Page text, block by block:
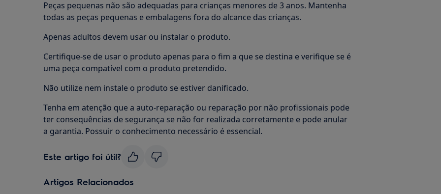
Peças pequenas não são adequadas para crianças menores de 3 anos. Mantenha
todas as peças pequenas e embalagens fora do alcance das crianças.
Apenas adultos devem usar ou instalar o produto.
Certifique-se de usar o produto apenas para o fim a que se destina e verifique se é
uma peça compatível com o produto pretendido.
Não utilize nem instale o produto se estiver danificado.
Tenha em atenção que a auto-reparação ou reparação por não profissionais pode
ter consequências de segurança se não for realizada corretamente e pode anular
a garantia. Possuir o conhecimento necessário é essencial.
Este artigo foi útil?
Artigos Relacionados